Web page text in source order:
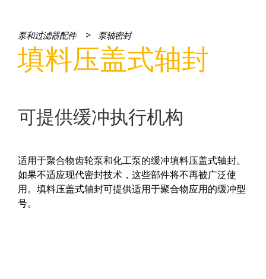
泵和过滤器配件> 泵轴密封
填料压盖式轴封
可提供缓冲执行机构
适用于聚合物齿轮泵和化工泵的缓冲填料压盖式轴封。
如果不适应现代密封技术，这些部件将不再被广泛使
用。填料压盖式轴封可提供适用于聚合物应用的缓冲型
号。